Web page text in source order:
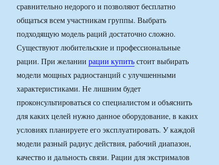
сравнительно недорого и позволяют бесплатно
общаться всем участникам группы. Выбрать
подходящую модель раций достаточно сложно.
Существуют любительские и профессиональные
рации. При желаниирации купитьстоит выбирать
модели мощных радиостанций с улучшенными
характеристиками. Не лишним будет
проконсультироваться со специалистом и объяснить
для каких целей нужно данное оборудование, в каких
условиях планируете его эксплуатировать. У каждой
модели разный радиус действия, рабочий диапазон,
качество и дальность связи. Рации для экстрималов